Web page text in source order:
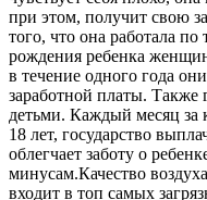
при этом, получит свою
того, что она работала
рождения ребенка
в течение одного года
заработной платы. Также
детьми. Каждый месяц за
18 лет, государство
облегчает заботу о
минусам.Качество
входит в топ самых